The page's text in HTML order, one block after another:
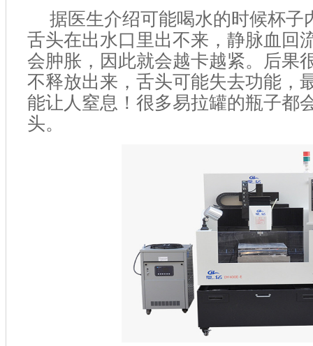
据医生介绍可能喝水的时候杯子
舌头在出水口里出不来，静脉血回
会肿胀，因此就会越卡越紧。后果
不释放出来，舌头可能失去功能，
能让人窒息！很多易拉罐的瓶子都
头。